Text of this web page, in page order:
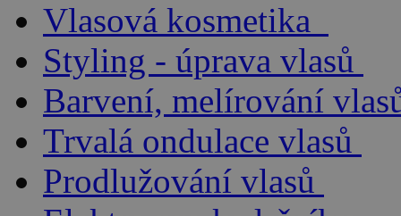
Vlasová kosmetika
Styling - úprava vlasů
Barvení, melírování
Trvalá ondulace vlasů
Prodlužování vlasů